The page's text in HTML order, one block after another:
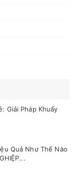
Giải Pháp Khuấy
Quả Như Thế Nào